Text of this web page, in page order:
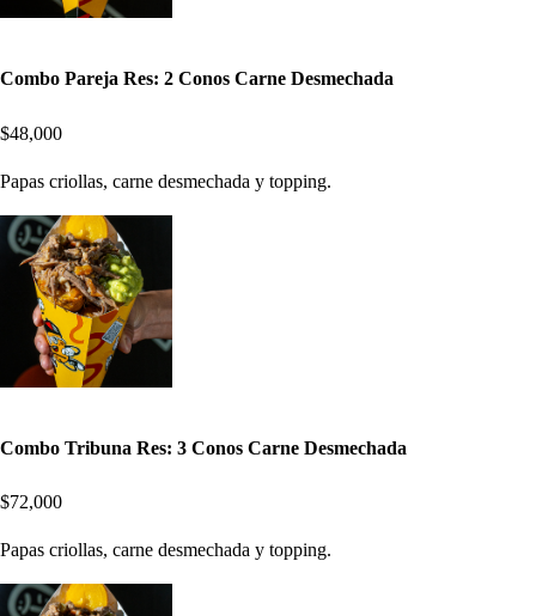
Combo Pareja Res: 2 Conos Carne Desmechada
$48,000
Papas criollas, carne desmechada y topping.
Combo Tribuna Res: 3 Conos Carne Desmechada
$72,000
Papas criollas, carne desmechada y topping.